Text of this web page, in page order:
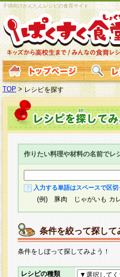
子供向けかんたんレシピの食育サイト
TOP > レシピを探す
作りたい料理や材料の名前でレ
入力する単語はスペースで区
(例) 豚肉 じゃがいも カ
条件を絞って探して
条件をしぼって探してみよう！
レシピの種類